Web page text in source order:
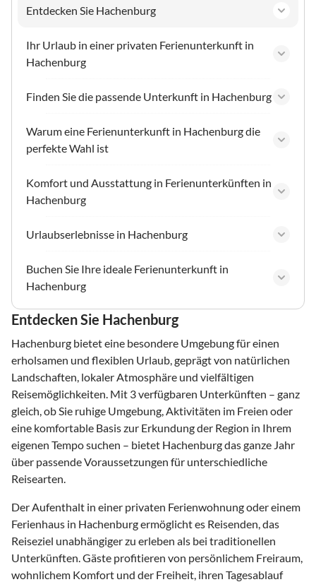
Entdecken Sie Hachenburg
Ihr Urlaub in einer privaten Ferienunterkunft in
Hachenburg
Finden Sie die passende Unterkunft in Hachenburg
Warum eine Ferienunterkunft in Hachenburg die
perfekte Wahl ist
Komfort und Ausstattung in Ferienunterkünften in
Hachenburg
Urlaubserlebnisse in Hachenburg
Buchen Sie Ihre ideale Ferienunterkunft in
Hachenburg
Entdecken Sie Hachenburg
Hachenburg bietet eine besondere Umgebung für einen
erholsamen und flexiblen Urlaub, geprägt von natürlichen
Landschaften, lokaler Atmosphäre und vielfältigen
Reisemöglichkeiten. Mit 3 verfügbaren Unterkünften – ganz
gleich, ob Sie ruhige Umgebung, Aktivitäten im Freien oder
eine komfortable Basis zur Erkundung der Region in Ihrem
eigenen Tempo suchen – bietet Hachenburg das ganze Jahr
über passende Voraussetzungen für unterschiedliche
Reisearten.
Der Aufenthalt in einer privaten Ferienwohnung oder einem
Ferienhaus in Hachenburg ermöglicht es Reisenden, das
Reiseziel unabhängiger zu erleben als bei traditionellen
Unterkünften. Gäste profitieren von persönlichem Freiraum,
wohnlichem Komfort und der Freiheit, ihren Tagesablauf